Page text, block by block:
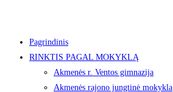
Pagrindinis
RINKTIS PAGAL MOKYKLĄ
Akmenės r. Ventos gimnazija
Akmenės rajono jungtinė mokykla